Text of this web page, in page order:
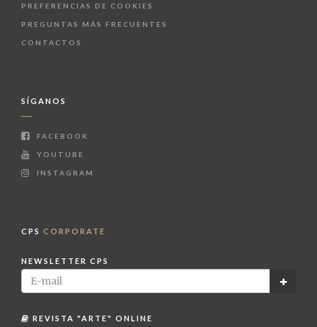
PREFERENCIAS DE COOKIES
PREGUNTAS MÁS FRECUENTES
CONTACTOS
SÍGANOS
FACEBOOK
YOUTUBE
INSTAGRAM
CPS CORPORATE
NEWSLETTER CPS
REVISTA "ARTE" ONLINE